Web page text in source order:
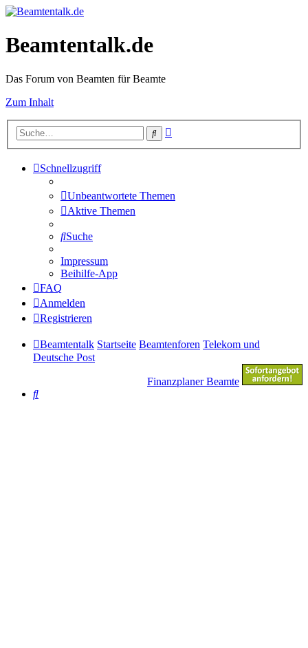
Beamtentalk.de
Das Forum von Beamten für Beamte
Zum Inhalt
Suche
Schnellzugriff
Unbeantwortete Themen
Aktive Themen
Suche
Impressum
Beihilfe-App
FAQ
Anmelden
Registrieren
Beamtentalk Startseite Beamtenforen Telekom und
Deutsche Post
Finanzplaner Beamte
Suche